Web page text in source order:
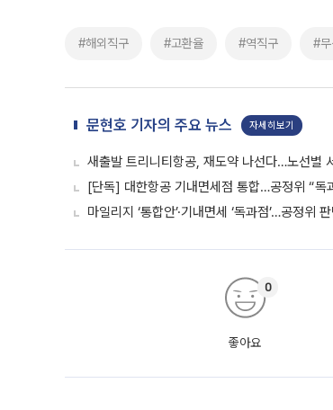
#해외직구 #고환율 #역직구 #무
문현호 기자의 주요 뉴스 자세히보기
새출발 트리니티항공, 재도약 나선다…노선별
[단독] 대한항공 기내면세점 통합…공정위 “
마일리지 ‘통합안’·기내면세 ‘독과점’…공정
좋아요
0